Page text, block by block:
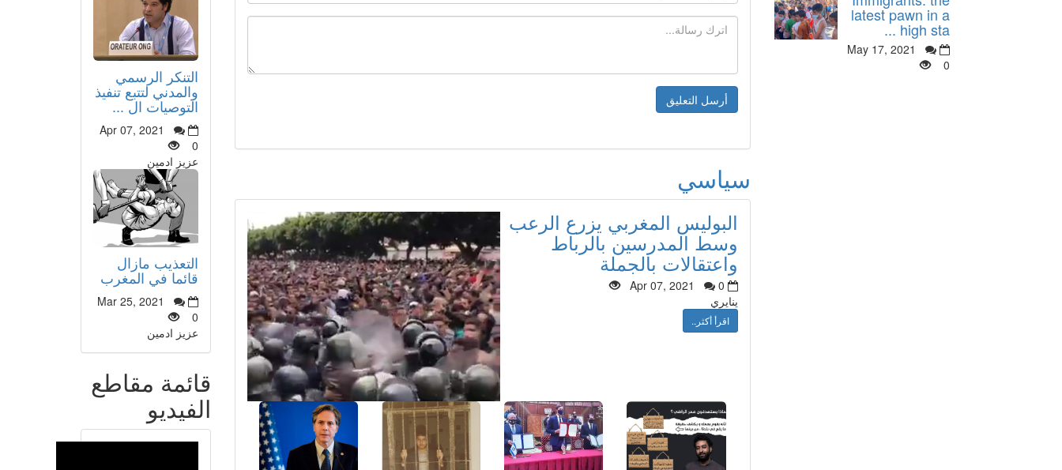
التنكر الرسمي
والمدني لتتبع تنفيذ
التوصيات ال ...
Apr 07, 2021
0
عزيز ادمين
التعذيب مازال
قائما في المغرب
Mar 25, 2021
0
عزيز ادمين
قائمة مقاطع
الفيديو
سياسي
البوليس المغربي يزرع الرعب
وسط المدرسين بالرباط
واعتقالات بالجملة
Apr 07, 2021
0
ينايري
اقرأ أكثر..
latest pawn in a
high sta ...
May 17, 2021
0